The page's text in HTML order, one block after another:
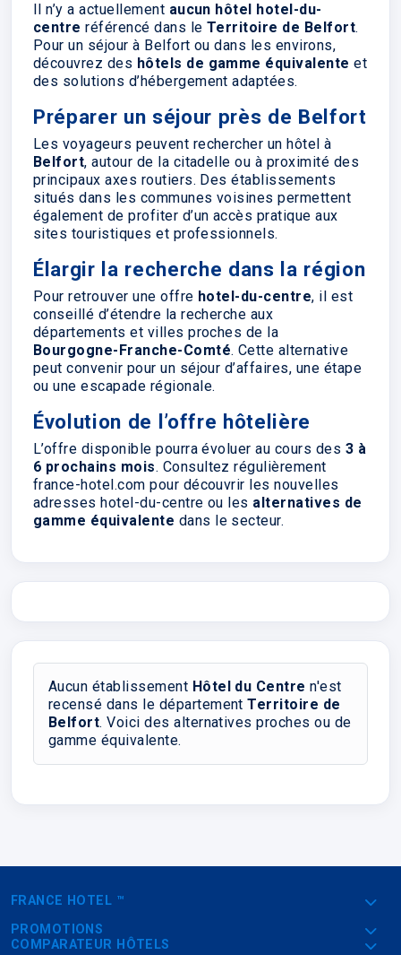
Il n’y a actuellement aucun hôtel hotel-du-
centre référencé dans leTerritoire de Belfort.
Pour un séjour à Belfort ou dans les environs,
découvrez des hôtels de gamme équivalente et
des solutions d’hébergement adaptées.
Préparer un séjour près de Belfort
Les voyageurs peuvent rechercher un hôtel à
Belfort, autour de la citadelle ou à proximité des
principaux axes routiers. Des établissements
situés dans les communes voisines permettent
également de profiter d’un accès pratique aux
sites touristiques et professionnels.
Élargir la recherche dans la région
Pour retrouver une offre hotel-du-centre, il est
conseillé d’étendre la recherche aux
départements et villes proches de la
Bourgogne-Franche-Comté. Cette alternative
peut convenir pour un séjour d’affaires, une étape
ou une escapade régionale.
Évolution de l’offre hôtelière
L’offre disponible pourra évoluer au cours des 3 à
6 prochains mois. Consultez régulièrement
france-hotel.com pour découvrir les nouvelles
adresses hotel-du-centre ou les alternatives de
gamme équivalente dans le secteur.
Aucun établissement Hôtel du Centre n'est
recensé dans le départementTerritoire de
Belfort. Voici des alternatives proches ou de
gamme équivalente.
FRANCE HOTEL ™
COMPARATEUR HÔTELS
PROMOTIONS